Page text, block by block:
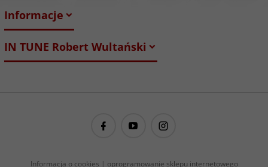
Informacje
IN TUNE Robert Wultański
guitarproject@guitarproject.pl
Informacja o cookies | oprogramowanie sklepu internetowego